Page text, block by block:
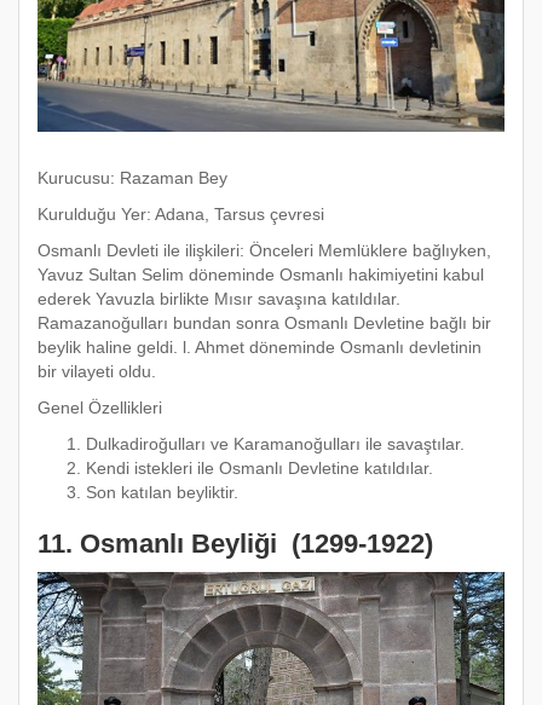
Kurucusu: Razaman Bey
Kurulduğu Yer: Adana, Tarsus çevresi
Osmanlı Devleti ile ilişkileri: Önceleri Memlüklere bağlıyken,
Yavuz Sultan Selim döneminde Osmanlı hakimiyetini kabul
ederek Yavuzla birlikte Mısır savaşına katıldılar.
Ramazanoğulları bundan sonra Osmanlı Devletine bağlı bir
beylik haline geldi. l. Ahmet döneminde Osmanlı devletinin
bir vilayeti oldu.
Genel Özellikleri
Dulkadiroğulları ve Karamanoğulları ile savaştılar.
Kendi istekleri ile Osmanlı Devletine katıldılar.
Son katılan beyliktir.
11. Osmanlı Beyliği (1299-1922)